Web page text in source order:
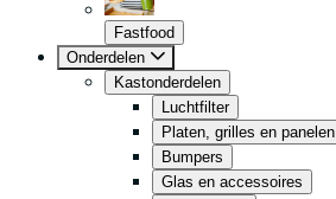
Fastfood
Onderdelen
Kastonderdelen
Luchtfilter
Platen, grilles en panelen
Bumpers
Glas en accessoires